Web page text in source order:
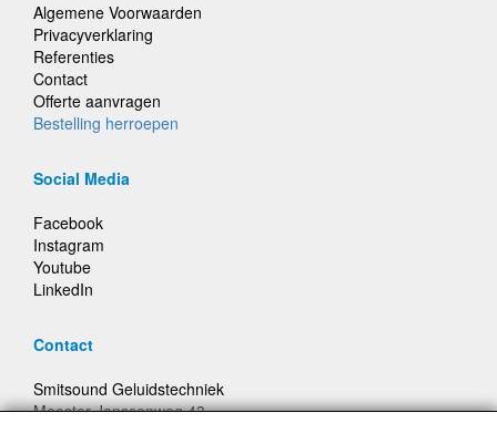
Algemene Voorwaarden
Privacyverklaring
Referenties
Contact
Offerte aanvragen
Bestelling herroepen
Social Media
Facebook
Instagram
Youtube
LinkedIn
Contact
Smitsound Geluidstechniek
Meester Janssenweg 43